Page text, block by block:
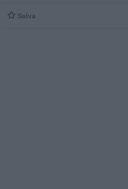
 Salva